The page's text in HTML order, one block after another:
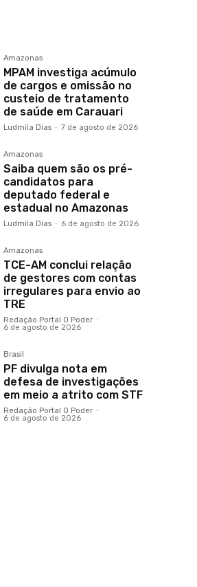
Amazonas
MPAM investiga acúmulo
de cargos e omissão no
custeio de tratamento
de saúde em Carauari
Ludmila Dias - 7 de agosto de 2026
Amazonas
Saiba quem são os pré-
candidatos para
deputado federal e
estadual no Amazonas
Ludmila Dias - 6 de agosto de 2026
Amazonas
TCE-AM conclui relação
de gestores com contas
irregulares para envio ao
TRE
Redação Portal O Poder -
6 de agosto de 2026
Brasil
PF divulga nota em
defesa de investigações
em meio a atrito com STF
Redação Portal O Poder -
6 de agosto de 2026